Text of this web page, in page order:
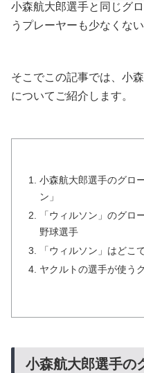
小森航大郎選手と同じグ
うプレーヤーも少なくな
そこでこの記事では、小
についてご紹介します。
小森航大郎選手のグロ
ン」
「ウィルソン」のグロ
野球選手
「ウィルソン」はどこ
ヤクルトの選手が使う
小森航大郎選手の